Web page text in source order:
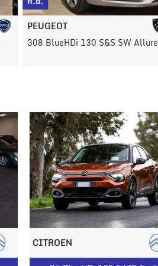
PEUGEOT
308 BlueHDi 130 S&S SW Allure
CITROEN